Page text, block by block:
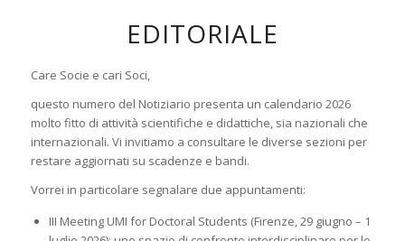
EDITORIALE
Care Socie e cari Soci,
questo numero del Notiziario presenta un calendario 2026
molto fitto di attività scientifiche e didattiche, sia nazionali che
internazionali. Vi invitiamo a consultare le diverse sezioni per
restare aggiornati su scadenze e bandi.
Vorrei in particolare segnalare due appuntamenti:
III Meeting UMI for Doctoral Students (Firenze, 29 giugno – 1